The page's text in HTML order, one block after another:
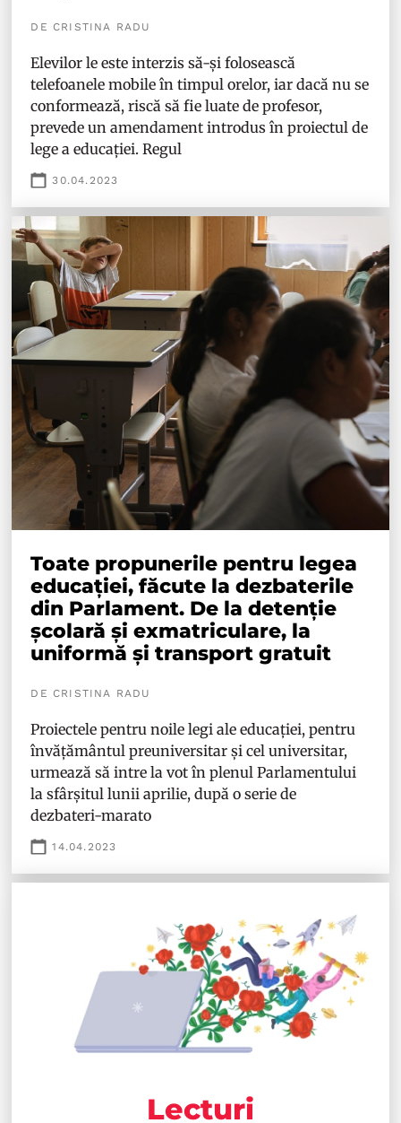
DE CRISTINA RADU
Elevilor le este interzis să-și folosească
telefoanele mobile în timpul orelor, iar dacă nu se
conformează, riscă să fie luate de profesor,
prevede un amendament introdus în proiectul de
lege a educației. Regul
30.04.2023
Toate propunerile pentru legea
educației, făcute la dezbaterile
din Parlament. De la detenție
școlară și exmatriculare, la
uniformă și transport gratuit
DE CRISTINA RADU
Proiectele pentru noile legi ale educației, pentru
învățământul preuniversitar și cel universitar,
urmează să intre la vot în plenul Parlamentului
la sfârșitul lunii aprilie, după o serie de
dezbateri-marato
14.04.2023
Lecturi